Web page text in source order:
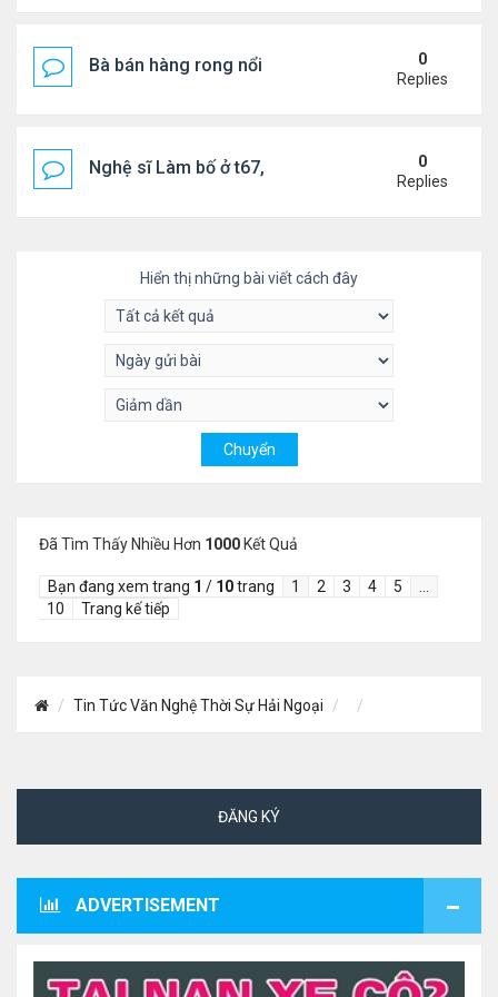
Bà bán hàng rong nổi tiếng bị tịch thu quang gánh
0
Replies
Nghệ sĩ Làm bố ở t67, mê dưỡng da chẳng kém
0
Replies
Hiển thị những bài viết cách đây
Đã Tìm Thấy Nhiều Hơn 1000 Kết Quả
Bạn đang xem trang 1 / 10trang 1 2 3 4 5
10
Trang kế tiếp
Tin Tức Văn Nghệ Thời Sự Hải Ngoại
ĐĂNG KÝ
ADVERTISEMENT